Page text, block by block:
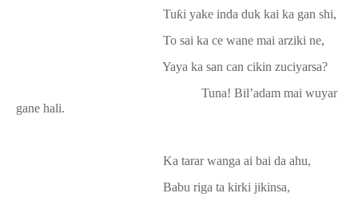
Tuƙi yake inda duk kai ka gan shi,
To sai ka ce wane mai arziki ne,
Yaya ka san can cikin zuciyarsa?
Tuna! Bil’adam mai wuyar
gane hali.
Ka tarar wanga ai bai da ahu,
Babu riga ta kirki jikinsa,